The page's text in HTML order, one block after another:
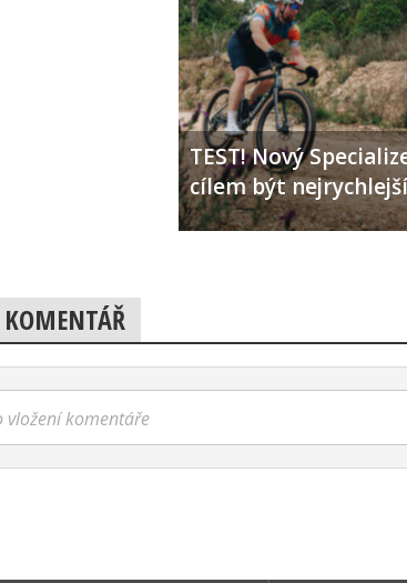
TEST! Nový
cílem být nejrychlejší
vložení komentáře